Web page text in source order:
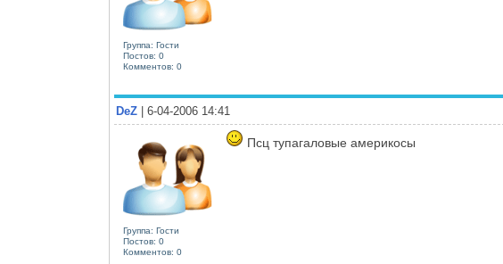
Группа: Гости
Постов: 0
Комментов: 0
DeZ | 6-04-2006 14:41
Группа: Гости
Постов: 0
Комментов: 0
Псц тупагаловые америкосы